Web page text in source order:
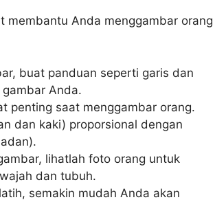
membantu Anda menggambar orang
buat panduan seperti garis dan
Anda.
penting saat menggambar orang.
dan kaki) proporsional dengan
lihatlah foto orang untuk
dan tubuh.
semakin mudah Anda akan